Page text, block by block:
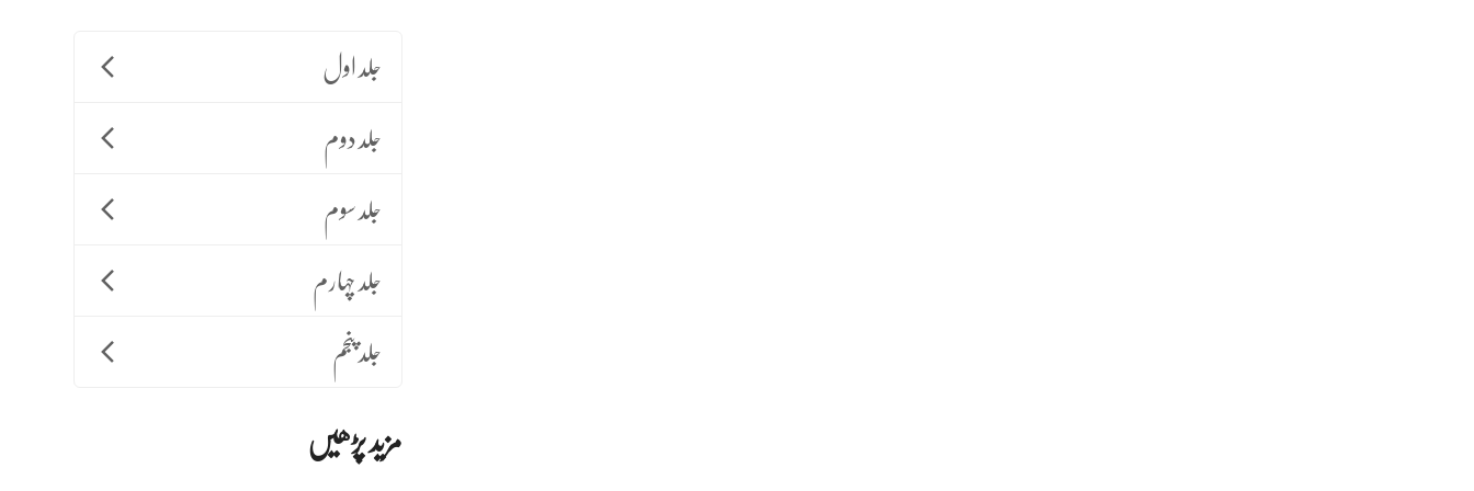
جلد اول
جلد دوم
جلد سوم
جلد چہارم
جلد پنجم
مزید پڑھیں